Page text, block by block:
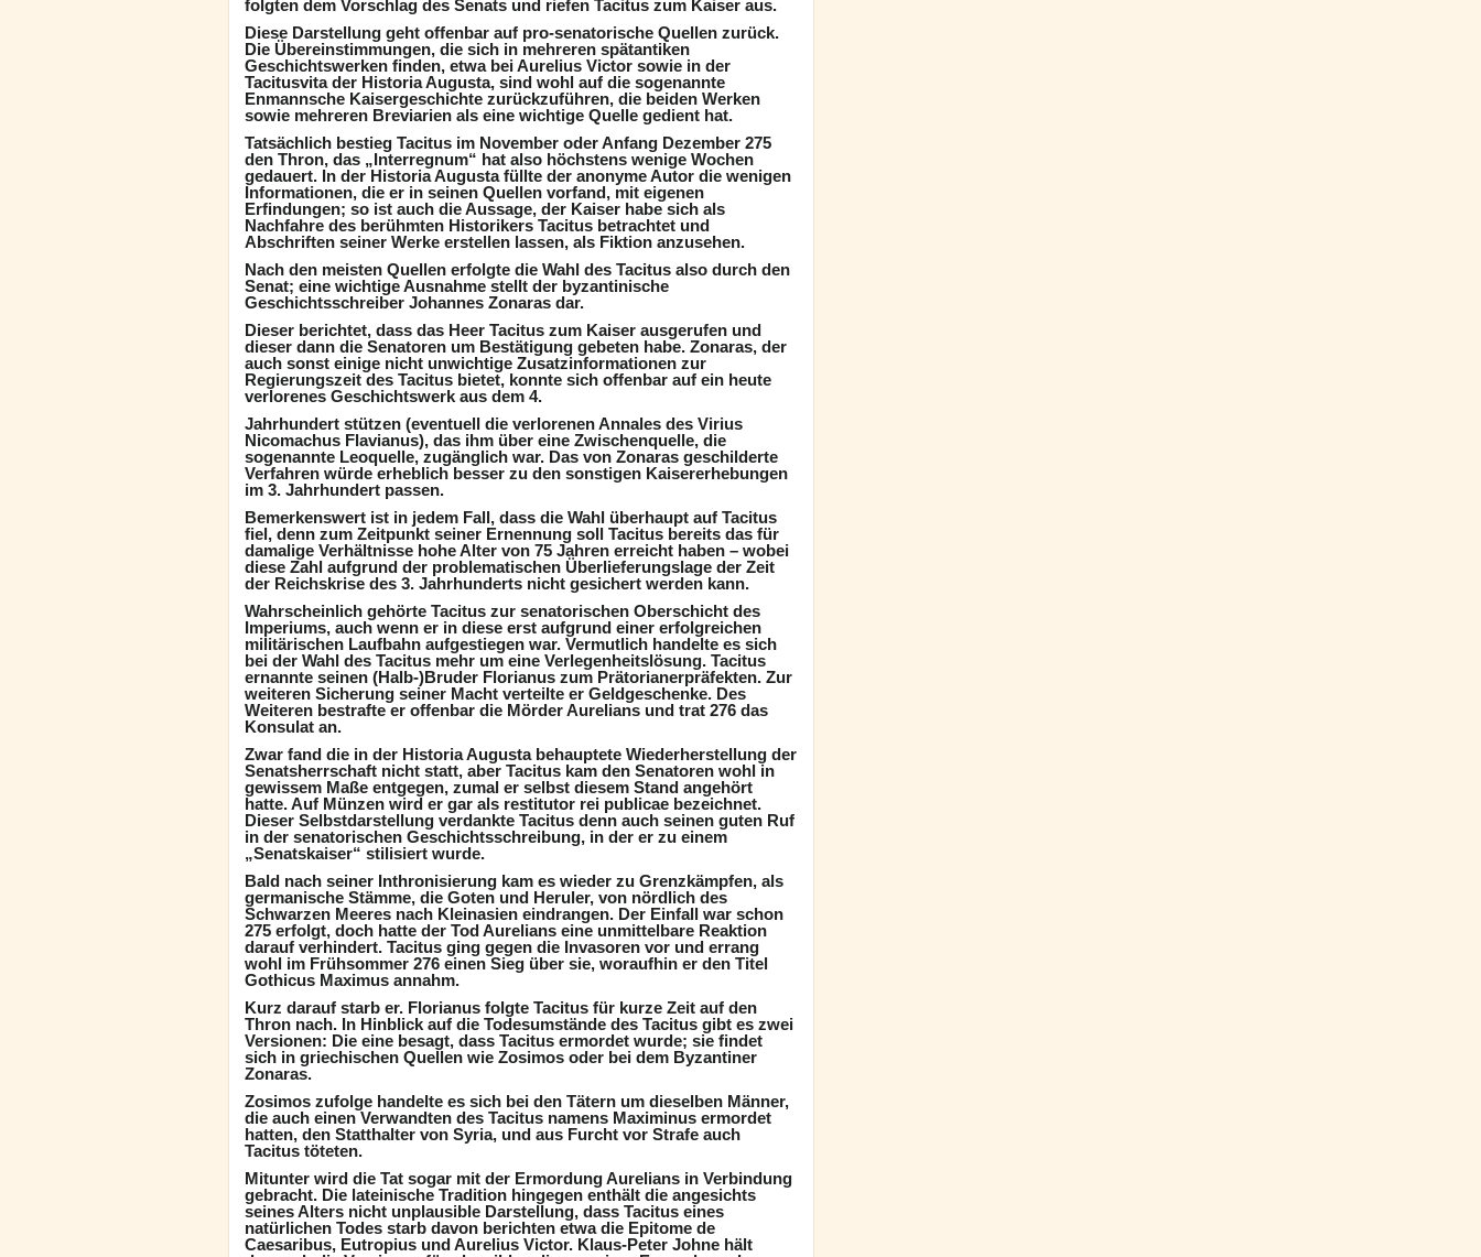
folgten dem Vorschlag des Senats und riefen Tacitus zum Kaiser aus.
Diese Darstellung geht offenbar auf pro-senatorische Quellen zurück.
Die Übereinstimmungen, die sich in mehreren spätantiken
Geschichtswerken finden, etwa bei Aurelius Victor sowie in der
Tacitusvita der Historia Augusta, sind wohl auf die sogenannte
Enmannsche Kaisergeschichte zurückzuführen, die beiden Werken
sowie mehreren Breviarien als eine wichtige Quelle gedient hat.
Tatsächlich bestieg Tacitus im November oder Anfang Dezember 275
den Thron, das „Interregnum“ hat also höchstens wenige Wochen
gedauert. In der Historia Augusta füllte der anonyme Autor die wenigen
Informationen, die er in seinen Quellen vorfand, mit eigenen
Erfindungen; so ist auch die Aussage, der Kaiser habe sich als
Nachfahre des berühmten Historikers Tacitus betrachtet und
Abschriften seiner Werke erstellen lassen, als Fiktion anzusehen.
Nach den meisten Quellen erfolgte die Wahl des Tacitus also durch den
Senat; eine wichtige Ausnahme stellt der byzantinische
Geschichtsschreiber Johannes Zonaras dar.
Dieser berichtet, dass das Heer Tacitus zum Kaiser ausgerufen und
dieser dann die Senatoren um Bestätigung gebeten habe. Zonaras, der
auch sonst einige nicht unwichtige Zusatzinformationen zur
Regierungszeit des Tacitus bietet, konnte sich offenbar auf ein heute
verlorenes Geschichtswerk aus dem 4.
Jahrhundert stützen (eventuell die verlorenen Annales des Virius
Nicomachus Flavianus), das ihm über eine Zwischenquelle, die
sogenannte Leoquelle, zugänglich war. Das von Zonaras geschilderte
Verfahren würde erheblich besser zu den sonstigen Kaisererhebungen
im 3. Jahrhundert passen.
Bemerkenswert ist in jedem Fall, dass die Wahl überhaupt auf Tacitus
fiel, denn zum Zeitpunkt seiner Ernennung soll Tacitus bereits das für
damalige Verhältnisse hohe Alter von 75 Jahren erreicht haben – wobei
diese Zahl aufgrund der problematischen Überlieferungslage der Zeit
der Reichskrise des 3. Jahrhunderts nicht gesichert werden kann.
Wahrscheinlich gehörte Tacitus zur senatorischen Oberschicht des
Imperiums, auch wenn er in diese erst aufgrund einer erfolgreichen
militärischen Laufbahn aufgestiegen war. Vermutlich handelte es sich
bei der Wahl des Tacitus mehr um eine Verlegenheitslösung. Tacitus
ernannte seinen (Halb-)Bruder Florianus zum Prätorianerpräfekten. Zur
weiteren Sicherung seiner Macht verteilte er Geldgeschenke. Des
Weiteren bestrafte er offenbar die Mörder Aurelians und trat 276 das
Konsulat an.
Zwar fand die in der Historia Augusta behauptete Wiederherstellung der
Senatsherrschaft nicht statt, aber Tacitus kam den Senatoren wohl in
gewissem Maße entgegen, zumal er selbst diesem Stand angehört
hatte. Auf Münzen wird er gar als restitutor rei publicae bezeichnet.
Dieser Selbstdarstellung verdankte Tacitus denn auch seinen guten Ruf
in der senatorischen Geschichtsschreibung, in der er zu einem
„Senatskaiser“ stilisiert wurde.
Bald nach seiner Inthronisierung kam es wieder zu Grenzkämpfen, als
germanische Stämme, die Goten und Heruler, von nördlich des
Schwarzen Meeres nach Kleinasien eindrangen. Der Einfall war schon
275 erfolgt, doch hatte der Tod Aurelians eine unmittelbare Reaktion
darauf verhindert. Tacitus ging gegen die Invasoren vor und errang
wohl im Frühsommer 276 einen Sieg über sie, woraufhin er den Titel
Gothicus Maximus annahm.
Kurz darauf starb er. Florianus folgte Tacitus für kurze Zeit auf den
Thron nach. In Hinblick auf die Todesumstände des Tacitus gibt es zwei
Versionen: Die eine besagt, dass Tacitus ermordet wurde; sie findet
sich in griechischen Quellen wie Zosimos oder bei dem Byzantiner
Zonaras.
Zosimos zufolge handelte es sich bei den Tätern um dieselben Männer,
die auch einen Verwandten des Tacitus namens Maximinus ermordet
hatten, den Statthalter von Syria, und aus Furcht vor Strafe auch
Tacitus töteten.
Mitunter wird die Tat sogar mit der Ermordung Aurelians in Verbindung
gebracht. Die lateinische Tradition hingegen enthält die angesichts
seines Alters nicht unplausible Darstellung, dass Tacitus eines
natürlichen Todes starb davon berichten etwa die Epitome de
Caesaribus, Eutropius und Aurelius Victor. Klaus-Peter Johne hält